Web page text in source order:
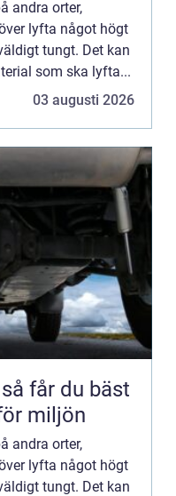
andra orter,
lyfta något högt
tungt. Det kan
som ska lyfta...
03 augusti 2026
får du bäst
miljön
andra orter,
lyfta något högt
tungt. Det kan